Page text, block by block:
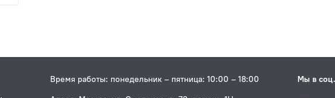
Время работы: понедельник – пятница: 10:00 – 18:00
Мы в